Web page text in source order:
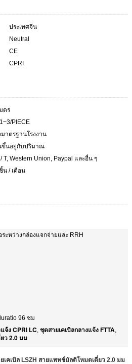
ประเทศจีน
Neutral
CE
CPRI
ตร
PIECE
าตรฐานโรงงาน
ขึ้นอยู่กับปริมาณ
/ T, Western Union, Paypal และอื่น ๆ
น / เดือน
ะหว่างกล่องแจกจ่ายและ RRH
96 ชม
จ้ง CPRI LC, ชุดสายเคเบิลกลางแจ้ง FTTA,
ว 2.0 มม
เคเบิล LSZH สายแพทช์มัลติโหมดเดี่ยว 2.0 มม